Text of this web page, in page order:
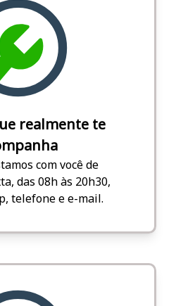
realmente te
com você de
das 08h às 20h30,
telefone e e-mail.